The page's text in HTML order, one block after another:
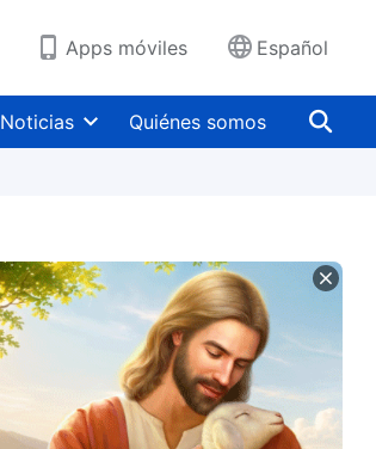
Apps móviles Español
Noticias Quiénes somos